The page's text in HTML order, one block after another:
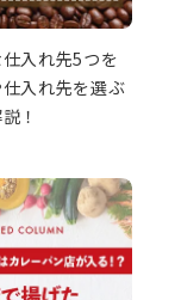
入れ先5つを
入れ先を選ぶ
！